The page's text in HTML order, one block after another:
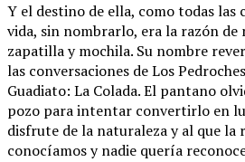
Y el destino de ella, como todas las
vida, sin nombrarlo, era la razón de
zapatilla y mochila. Su nombre
las conversaciones de Los
Guadiato: La Colada. El pantano
pozo para intentar convertirlo en
disfrute de la naturaleza y al que la
conocíamos y nadie quería